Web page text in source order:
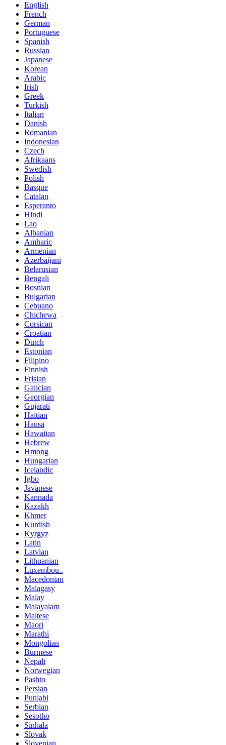
English
French
German
Portuguese
Spanish
Russian
Japanese
Korean
Arabic
Irish
Greek
Turkish
Italian
Danish
Romanian
Indonesian
Czech
Afrikaans
Swedish
Polish
Basque
Catalan
Esperanto
Hindi
Lao
Albanian
Amharic
Armenian
Azerbaijani
Belarusian
Bengali
Bosnian
Bulgarian
Cebuano
Chichewa
Corsican
Croatian
Dutch
Estonian
Filipino
Finnish
Frisian
Galician
Georgian
Gujarati
Haitian
Hausa
Hawaiian
Hebrew
Hmong
Hungarian
Icelandic
Igbo
Javanese
Kannada
Kazakh
Khmer
Kurdish
Kyrgyz
Latin
Latvian
Lithuanian
Luxembou..
Macedonian
Malagasy
Malay
Malayalam
Maltese
Maori
Marathi
Mongolian
Burmese
Nepali
Norwegian
Pashto
Persian
Punjabi
Serbian
Sesotho
Sinhala
Slovak